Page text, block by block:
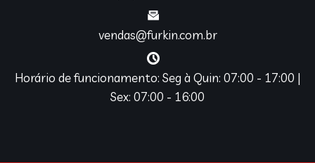
vendas@furkin.com.br
Horário de funcionamento: Seg à Quin: 07:00 - 17:00 |
Sex: 07:00 - 16:00